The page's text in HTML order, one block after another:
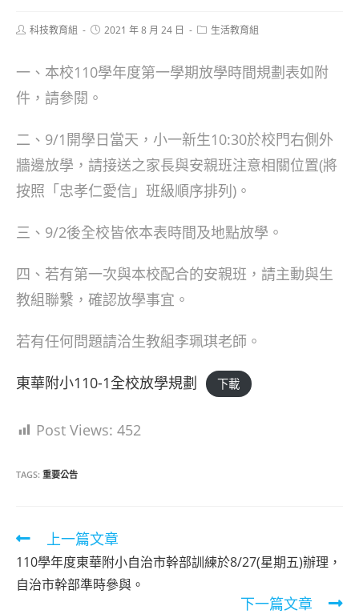
Post科技教育組
Post2021 年 8 月 24 日
Post生活教育組
一、本校110學年度第一學期放學時間規劃表如附
件，請參閱。
二、9/1開學日當天，小一新生10:30於校門右側外
牆邊放學，請接送之家長與安親班注意相關位置(將
按照「忠孝仁愛信」班級順序排列)。
三、9/2後全校皆依本表時間及地點放學。
四、若有第一次與本校配合的安親班，請主動與生
教組聯繫，確認放學事宜。
若有任何問題請洽生教組李珮琪老師。
東華附小110-1全校放學規劃 下載
Post Views: 452
TAGS: 重要公告
Read
more
articles
上一篇文章
110學年度東華附小自治市幹部訓練於8/27(星期五)辦理，
自治市幹部準時參與。
下一篇文章